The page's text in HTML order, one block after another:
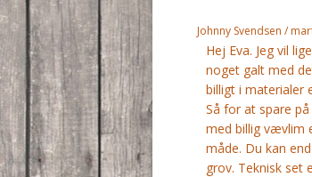
Johnny Svendsen /
Hej Eva. Jeg vil
noget galt med
billigt i materialer
Så for at spare
med billig vævlim
måde. Du kan
grov. Teknisk set